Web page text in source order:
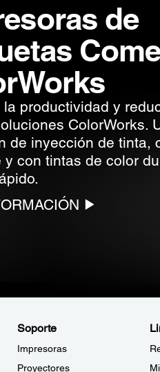
de
la productividad y
ColorWorks.
de inyección de tinta,
y con tintas de color
Soporte
Impresoras
Proyectores